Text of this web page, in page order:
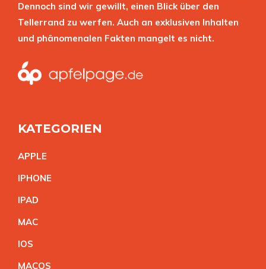
Dennoch sind wir gewillt, einen Blick über den
Tellerrand zu werfen. Auch an exklusiven Inhalten
und phänomenalen Fakten mangelt es nicht.
KATEGORIEN
APPLE
IPHONE
IPAD
MAC
IOS
MACOS